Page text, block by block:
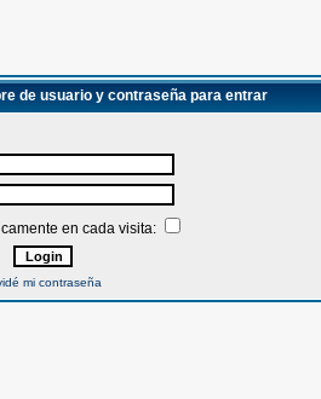
de usuario y contraseña para entrar
en cada visita:
mi contraseña